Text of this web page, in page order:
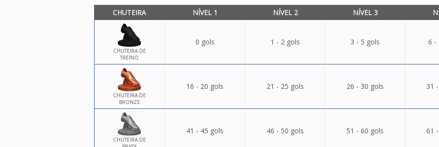
CHUTEIRA NÍVEL 1 NÍVEL 2 NÍVEL 3
CHUTEIRA DE
TREINO
0 gols 1 - 2 gols 3 - 5 gols 6 -
CHUTEIRA DE
BRONZE
16 - 20 gols 21 - 25 gols 26 - 30 gols 31
CHUTEIRA DE
41 - 45 gols 46 - 50 gols 51 - 60 gols 61